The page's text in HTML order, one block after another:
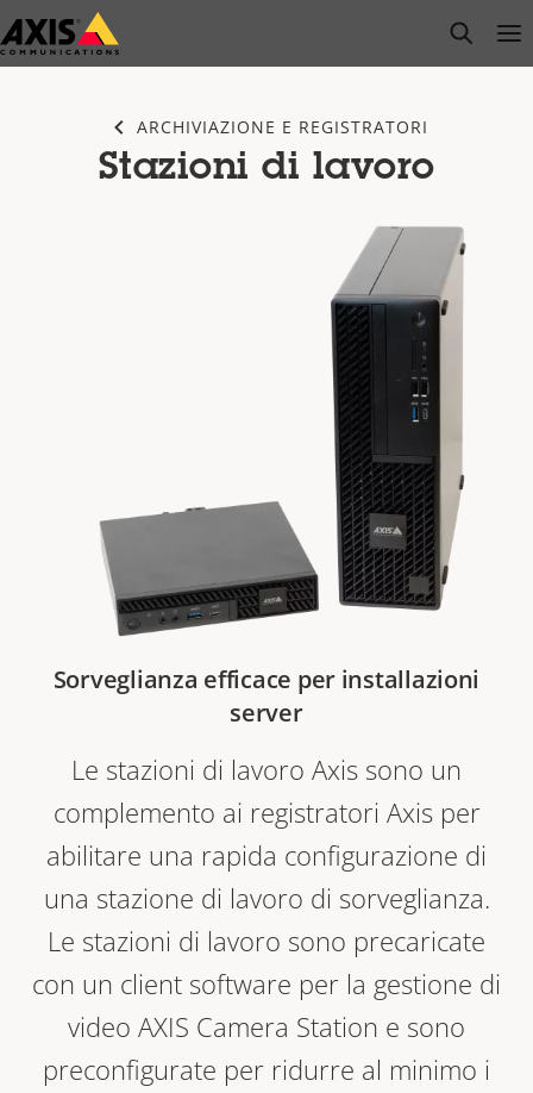
Salta
al
open
ARCHIVIAZIONE E REGISTRATORI
Stazioni di lavoro
Sorveglianza efficace per installazioni
server
Le stazioni di lavoro Axis sono un
complemento ai registratori Axis per
abilitare una rapida configurazione di
una stazione di lavoro di sorveglianza.
Le stazioni di lavoro sono precaricate
con un client software per la gestione di
video AXIS Camera Station e sono
preconfigurate per ridurre al minimo i